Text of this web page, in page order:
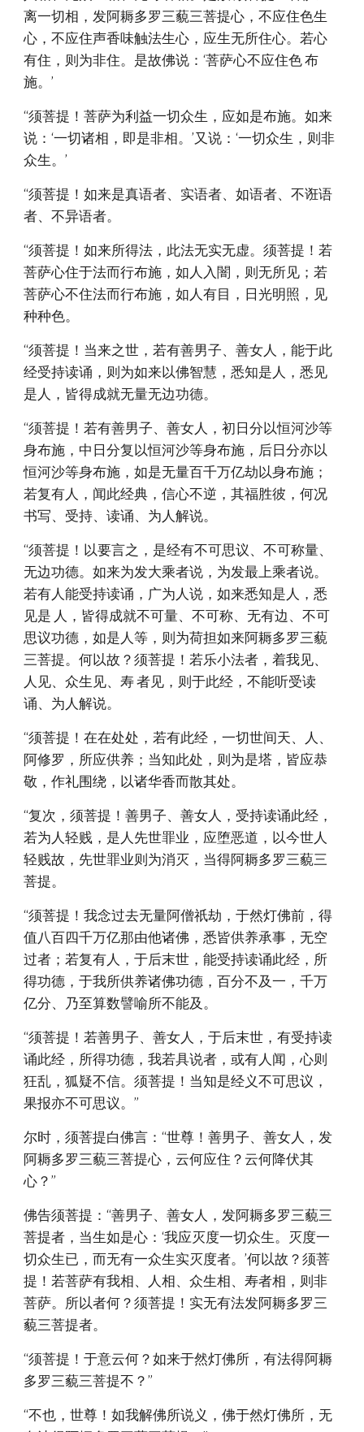
离一切相，发阿耨多罗三藐三菩提心，不应住色生
心，不应住声香味触法生心，应生无所住心。若心
有住，则为非住。是故佛说：‘菩萨心不应住色 布
施。’
“须菩提！菩萨为利益一切众生，应如是布施。如来
说：‘一切诸相，即是非相。’又说：‘一切众生，则非
众生。’
“须菩提！如来是真语者、实语者、如语者、不诳语
者、不异语者。
“须菩提！如来所得法，此法无实无虚。须菩提！若
菩萨心住于法而行布施，如人入闇，则无所见；若
菩萨心不住法而行布施，如人有目，日光明照，见
种种色。
“须菩提！当来之世，若有善男子、善女人，能于此
经受持读诵，则为如来以佛智慧，悉知是人，悉见
是人，皆得成就无量无边功德。
“须菩提！若有善男子、善女人，初日分以恒河沙等
身布施，中日分复以恒河沙等身布施，后日分亦以
恒河沙等身布施，如是无量百千万亿劫以身布施；
若复有人，闻此经典，信心不逆，其福胜彼，何况
书写、受持、读诵、为人解说。
“须菩提！以要言之，是经有不可思议、不可称量、
无边功德。如来为发大乘者说，为发最上乘者说。
若有人能受持读诵，广为人说，如来悉知是人，悉
见是 人，皆得成就不可量、不可称、无有边、不可
思议功德，如是人等，则为荷担如来阿耨多罗三藐
三菩提。何以故？须菩提！若乐小法者，着我见、
人见、众生见、寿 者见，则于此经，不能听受读
诵、为人解说。
“须菩提！在在处处，若有此经，一切世间天、人、
阿修罗，所应供养；当知此处，则为是塔，皆应恭
敬，作礼围绕，以诸华香而散其处。
“复次，须菩提！善男子、善女人，受持读诵此经，
若为人轻贱，是人先世罪业，应堕恶道，以今世人
轻贱故，先世罪业则为消灭，当得阿耨多罗三藐三
菩提。
“须菩提！我念过去无量阿僧祇劫，于然灯佛前，得
值八百四千万亿那由他诸佛，悉皆供养承事，无空
过者；若复有人，于后末世，能受持读诵此经，所
得功德，于我所供养诸佛功德，百分不及一，千万
亿分、乃至算数譬喻所不能及。
“须菩提！若善男子、善女人，于后末世，有受持读
诵此经，所得功德，我若具说者，或有人闻，心则
狂乱，狐疑不信。须菩提！当知是经义不可思议，
果报亦不可思议。”
尔时，须菩提白佛言：“世尊！善男子、善女人，发
阿耨多罗三藐三菩提心，云何应住？云何降伏其
心？”
佛告须菩提：“善男子、善女人，发阿耨多罗三藐三
菩提者，当生如是心：‘我应灭度一切众生。灭度一
切众生已，而无有一众生实灭度者。’何以故？须菩
提！若菩萨有我相、人相、众生相、寿者相，则非
菩萨。所以者何？须菩提！实无有法发阿耨多罗三
藐三菩提者。
“须菩提！于意云何？如来于然灯佛所，有法得阿耨
多罗三藐三菩提不？”
“不也，世尊！如我解佛所说义，佛于然灯佛所，无